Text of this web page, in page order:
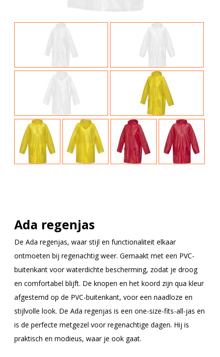
Ada regenjas
De Ada regenjas, waar stijl en functionaliteit elkaar
ontmoeten bij regenachtig weer. Gemaakt met een PVC-
buitenkant voor waterdichte bescherming, zodat je droog
en comfortabel blijft. De knopen en het koord zijn qua kleur
afgestemd op de PVC-buitenkant, voor een naadloze en
stijlvolle look. De Ada regenjas is een one-size-fits-all-jas en
is de perfecte metgezel voor regenachtige dagen. Hij is
praktisch en modieus, waar je ook gaat.